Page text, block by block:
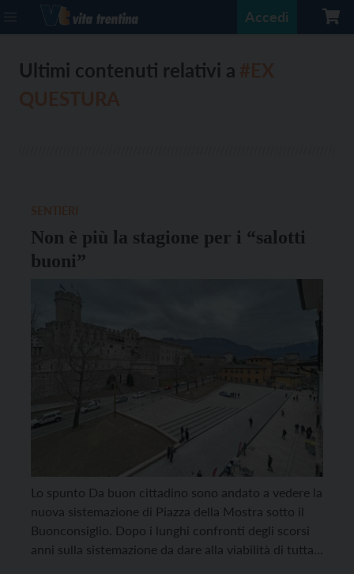
Accedi
Ultimi contenuti relativi a
Non è più la stagione per i “salotti
buoni”
Lo spunto Da buon cittadino sono andato a vedere la
nuova sistemazione di Piazza della Mostra sotto il
Buonconsiglio. Dopo i lunghi confronti degli scorsi
anni sulla sistemazione da dare alla viabilità di tutta